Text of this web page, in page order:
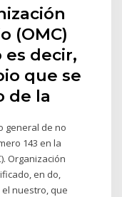
(OMC)
decir,
que se
de la
general de no
143 en la
Organización
en do,
nuestro, que